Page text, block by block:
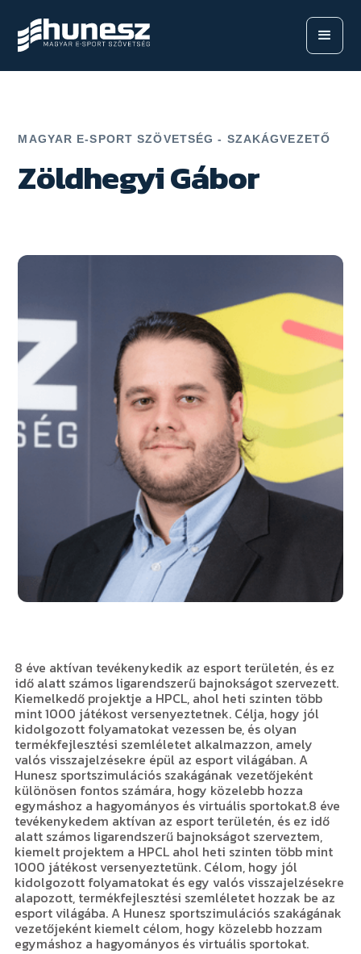
MAGYAR E-SPORT SZÖVETSÉG - SZAKÁGVEZETŐ
Zöldhegyi Gábor
8 éve aktívan tevékenykedik az esport területén, és ez
idő alatt számos ligarendszerű bajnokságot szervezett.
Kiemelkedő projektje a HPCL, ahol heti szinten több
mint 1000 játékost versenyeztetnek. Célja, hogy jól
kidolgozott folyamatokat vezessen be, és olyan
termékfejlesztési szemléletet alkalmazzon, amely
valós visszajelzésekre épül az esport világában. A
Hunesz sportszimulációs szakágának vezetőjeként
különösen fontos számára, hogy közelebb hozza
egymáshoz a hagyományos és virtuális sportokat.8 éve
tevékenykedem aktívan az esport területén, és ez idő
alatt számos ligarendszerű bajnokságot szerveztem,
kiemelt projektem a HPCL ahol heti szinten több mint
1000 játékost versenyeztetünk. Célom, hogy jól
kidolgozott folyamatokat és egy valós visszajelzésekre
alapozott, termékfejlesztési szemléletet hozzak be az
esport világába. A Hunesz sportszimulációs szakágának
vezetőjeként kiemelt célom, hogy közelebb hozzam
egymáshoz a hagyományos és virtuális sportokat.